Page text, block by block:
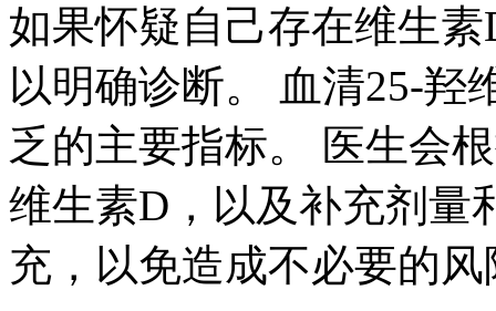
如果怀疑自己存在维生
以明确诊断。 血清25-羟
乏的主要指标。 医生会
维生素D，以及补充剂量
充，以免造成不必要的风